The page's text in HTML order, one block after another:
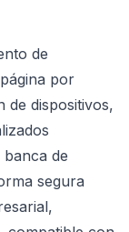
de
por
de dispositivos,
de
segura